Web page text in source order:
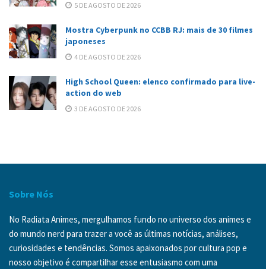
5 DE AGOSTO DE 2026
Mostra Cyberpunk no CCBB RJ: mais de 30 filmes
japoneses
4 DE AGOSTO DE 2026
High School Queen: elenco confirmado para live-
action do web
3 DE AGOSTO DE 2026
Sobre Nós
No Radiata Animes, mergulhamos fundo no universo dos animes e
do mundo nerd para trazer a você as últimas notícias, análises,
curiosidades e tendências. Somos apaixonados por cultura pop e
nosso objetivo é compartilhar esse entusiasmo com uma